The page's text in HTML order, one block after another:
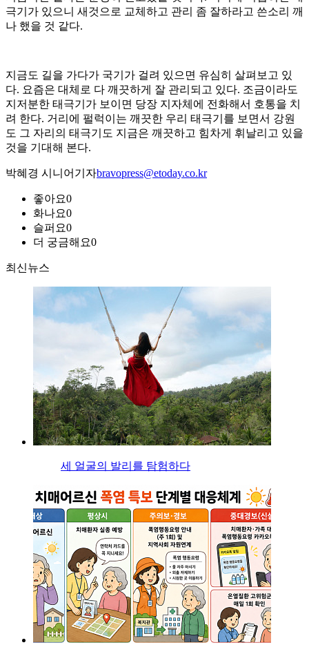
극기가 있으니 새것으로 교체하고 관리 좀 잘하라고 쓴소리 깨
나 했을 것 같다.
지금도 길을 가다가 국기가 걸려 있으면 유심히 살펴보고 있
다. 요즘은 대체로 다 깨끗하게 잘 관리되고 있다. 조금이라도
지저분한 태극기가 보이면 당장 지자체에 전화해서 호통을 치
려 한다. 거리에 펄럭이는 깨끗한 우리 태극기를 보면서 강원
도 그 자리의 태극기도 지금은 깨끗하고 힘차게 휘날리고 있을
것을 기대해 본다.
박혜경 시니어기자bravopress@etoday.co.kr
좋아요0
화나요0
슬퍼요0
더 궁금해요0
최신뉴스
세 얼굴의 발리를 탐험하다